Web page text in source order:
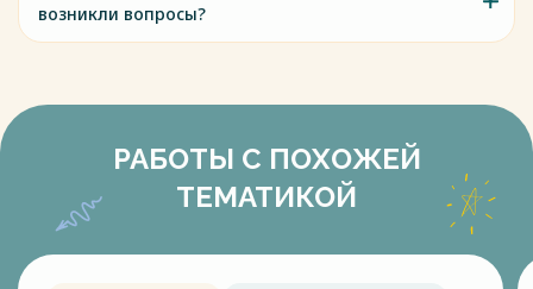
возникли вопросы?
РАБОТЫ С ПОХОЖЕЙ
ТЕМАТИКОЙ